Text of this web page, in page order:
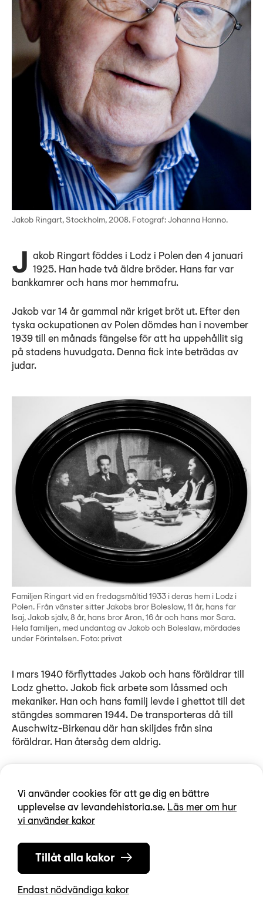
Vi använder cookies för att ge dig en bättre
upplevelse av levandehistoria.se. Läs mer om hur
vi använder kakor
Tillåt alla kakor
Endast nödvändiga kakor
Jakob Ringart, Stockholm, 2008. Fotograf: Johanna Hanno.
Jakob Ringart föddes i Lodz i Polen den 4 januari 1925. Han hade två äldre bröder. Hans far var
bankkamrer och hans mor hemmafru.
Jakob var 14 år gammal när kriget bröt ut. Efter den
tyska ockupationen av Polen dömdes han i november
1939 till en månads fängelse för att ha uppehållit sig
på stadens huvudgata. Denna fick inte beträdas av
judar.
Familjen Ringart vid en fredagsmåltid 1933 i deras hem i Lodz i
Polen. Från vänster sitter Jakobs bror Boleslaw, 11 år, hans far
Isaj, Jakob själv, 8 år, hans bror Aron, 16 år och hans mor Sara.
Hela familjen, med undantag av Jakob och Boleslaw, mördades
under Förintelsen. Foto: privat
I mars 1940 förflyttades Jakob och hans föräldrar till
Lodz ghetto. Jakob fick arbete som låssmed och
mekaniker. Han och hans familj levde i ghettot till det
stängdes sommaren 1944. De transporteras då till
Auschwitz-Birkenau där han skiljdes från sina
föräldrar. Han återsåg dem aldrig.
arbetade han fram till mars 1945. Efter att ha
transporterats runt med godsvagn i ett
sammanbrutet Tyskland befriades han den 2 maj 1945
Röda Korset. Han erbjöds sjukhusvård i Sverige. Han